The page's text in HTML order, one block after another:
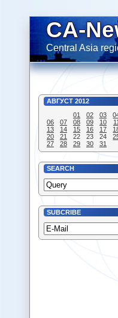
CA-
Central Asia
АВГУСТ 2012
01
02 03
06
07 08 09 10 11
13
14 15 16 17
20
21 22 23 24
27
28 29 30 31
SEARCH
SUBCRIBE